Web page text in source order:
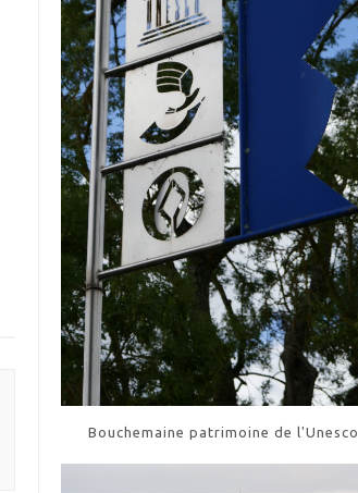
Bouchemaine patrimoine de l'Unesco